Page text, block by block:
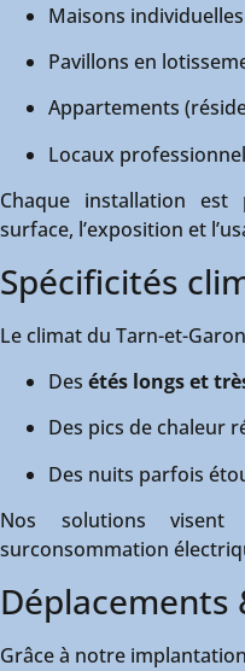
Maisons
Pavillons en
Appartements
Locaux
Chaque installation est
surface, l’exposition et
Spécificités
Le climat du Tarn-et-
Des étés longs et
Des pics de chaleur
Des nuits parfois
Nos solutions
surconsommation
Déplacements
Grâce à notre